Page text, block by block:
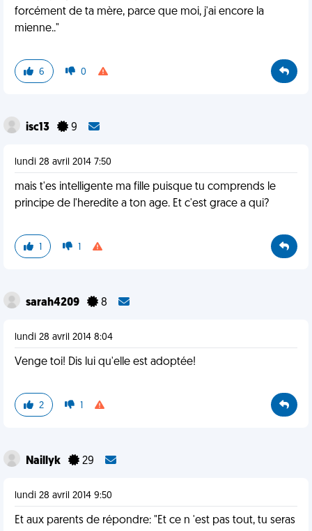
forcément de ta mère, parce que moi, j'ai encore la
mienne.."
6 0
isc13 9
lundi 28 avril 2014 7:50
mais t'es intelligente ma fille puisque tu comprends le
principe de l'heredite a ton age. Et c'est grace a qui?
1 1
sarah4209 8
lundi 28 avril 2014 8:04
Venge toi! Dis lui qu'elle est adoptée!
2 1
Naillyk 29
lundi 28 avril 2014 9:50
Et aux parents de répondre: "Et ce n 'est pas tout, tu seras